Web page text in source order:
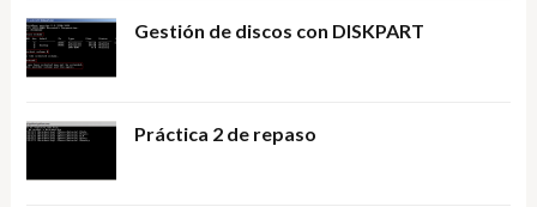
Gestión de discos con DISKPART
Práctica 2 de repaso